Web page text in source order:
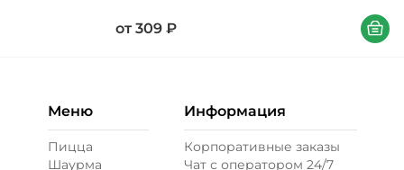
от 309 ₽ В
Меню
Пицца
Шаурма
Информация
Корпоративные заказы
Чат с оператором 24/7